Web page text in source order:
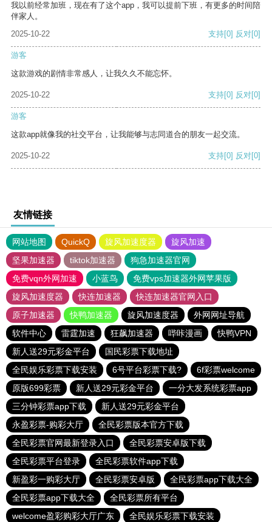
我以前经常加班，现在有了这个app，我可以提前下班，有更多的时间陪
伴家人。
2025-10-22
支持[0] 反对[0]
游客
这款游戏的剧情非常感人，让我久久不能忘怀。
2025-10-22 支持[0] 反对[0]
游客
这款app就像我的社交平台，让我能够与志同道合的朋友一起交流。
2025-10-22 支持[0] 反对[0]
友情链接
网站地图 QuickQ 旋风加速度器
旋风加速
坚果加速器
tiktok加速器
狗急加速器官网
免费vqn外网加速
小蓝鸟
免费vps加速器外网苹果版
旋风加速度器
快连加速器
快连加速器官网入口
原子加速器
快鸭加速器 旋风加速度器
外网网址导航
软件中心
雷霆加速 狂飙加速器 哔咔漫画
快鸭VPN
新人送29元彩金平台
国民彩票下载地址
全民娱乐彩票下载安装
6号平台彩票下载?
6f彩票welcome
原版699彩票
新人送29元彩金平台
一分大发系统彩票app
三分钟彩票app下载
新人送29元彩金平台
永盈彩票-购彩大厅
全民彩票版本官方下载
全民彩票官网最新登录入口
全民彩票安卓版下载
全民彩票平台登录
全民彩票软件app下载
新盈彩一购彩大厅
全民彩票安卓版
全民彩票app下载大全
全民彩票app下载大全
全民彩票所有平台
welcome盈彩购彩大厅广东
全民娱乐彩票下载安装